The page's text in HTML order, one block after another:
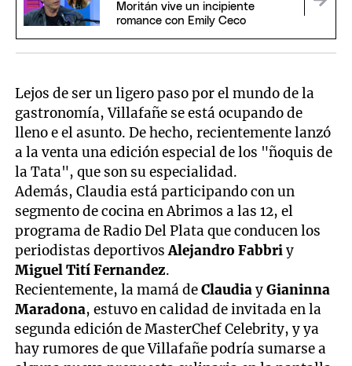
Moritán vive un incipiente
romance con Emily Ceco
Lejos de ser un ligero paso por el mundo de la
gastronomía, Villafañe se está ocupando de
lleno e el asunto. De hecho, recientemente lanzó
a la venta una edición especial de los "ñoquis de
la Tata", que son su especialidad.
Además, Claudia está participando con un
segmento de cocina en Abrimos a las 12, el
programa de Radio Del Plata que conducen los
periodistas deportivosAlejandro Fabbriy
Miguel Tití Fernandez.
Recientemente, la mamá deClaudiayGianinna
Maradona, estuvo en calidad de invitada en la
segunda edición de MasterChef Celebrity, y ya
hay rumores de que Villafañe podría sumarse a